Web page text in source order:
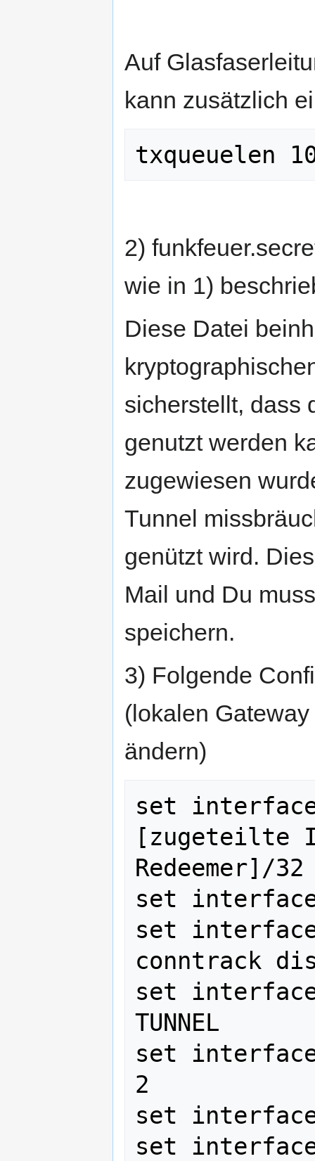
Auf
kann zusätzlich
2)
wie in 1)
Diese Datei
sicherstellt, dass
genutzt werden
zugewiesen
Tunnel
genützt wird.
Mail und Du
speichern.
3) Folgende
(lokalen
ändern)
set
[zugeteilte
Redeemer]/32
set
set
conntrack
set
TUNNEL
set
2
set
set